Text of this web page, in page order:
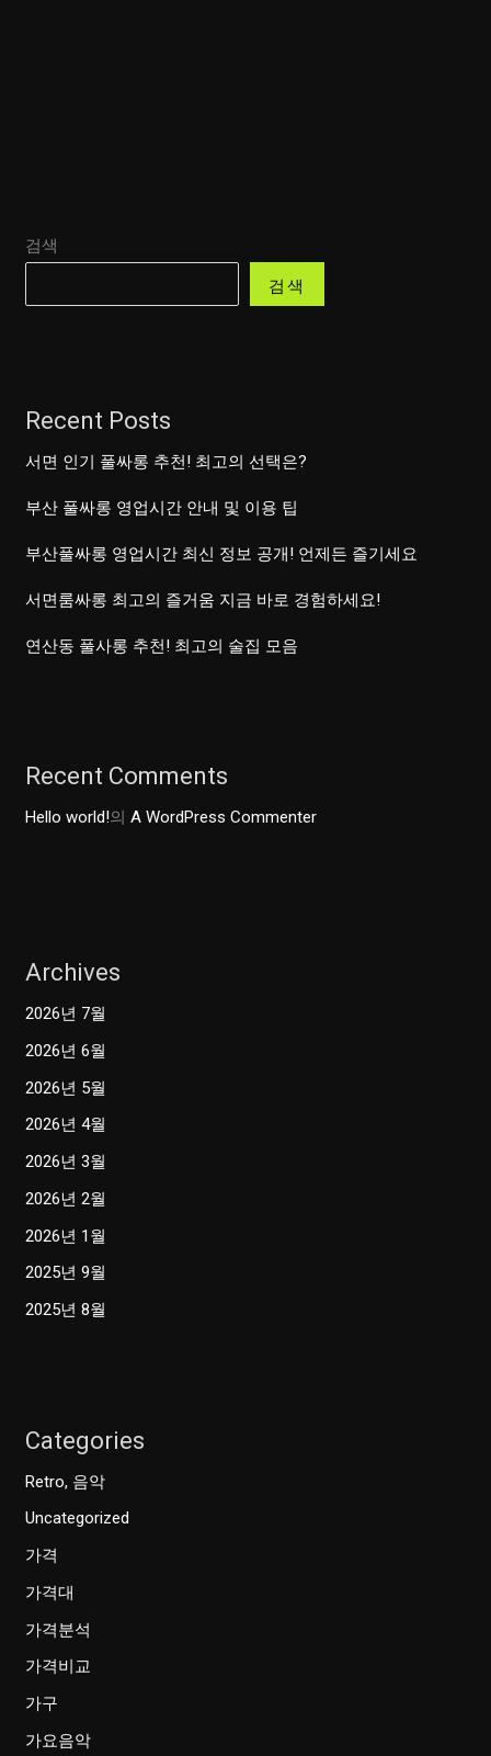
검색
검색
Recent Posts
서면 인기 풀싸롱 추천! 최고의 선택은?
부산 풀싸롱 영업시간 안내 및 이용 팁
부산풀싸롱 영업시간 최신 정보 공개! 언제든 즐기세요
서면룸싸롱 최고의 즐거움 지금 바로 경험하세요!
연산동 풀사롱 추천! 최고의 술집 모음
Recent Comments
Hello world!의A WordPress Commenter
Archives
2026년 7월
2026년 6월
2026년 5월
2026년 4월
2026년 3월
2026년 2월
2026년 1월
2025년 9월
2025년 8월
Categories
Retro, 음악
Uncategorized
가격
가격대
가격분석
가격비교
가구
가요음악